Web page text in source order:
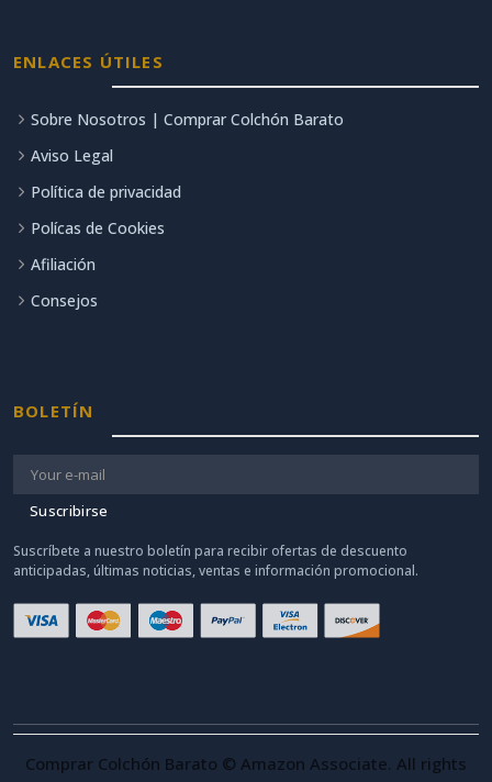
ENLACES ÚTILES
Sobre Nosotros | Comprar Colchón Barato
Aviso Legal
Política de privacidad
Polícas de Cookies
Afiliación
Consejos
BOLETÍN
Suscribirse
Suscríbete a nuestro boletín para recibir ofertas de descuento
anticipadas, últimas noticias, ventas e información promocional.
Comprar Colchón Barato © Amazon Associate. All rights